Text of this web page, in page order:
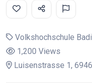
Volkshochschule
1,200 Views
Luisenstrasse 1,